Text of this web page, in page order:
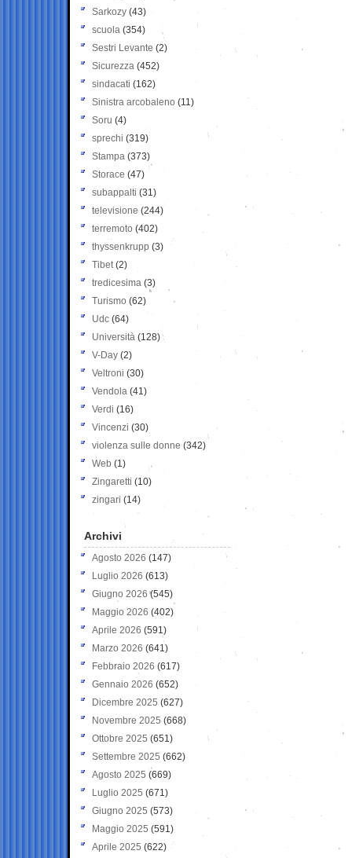
Sarkozy (43)
scuola (354)
Sestri Levante (2)
Sicurezza (452)
sindacati (162)
Sinistra arcobaleno (11)
Soru (4)
sprechi (319)
Stampa (373)
Storace (47)
subappalti (31)
televisione(244)
terremoto (402)
thyssenkrupp (3)
Tibet(2)
tredicesima (3)
Turismo (62)
Udc (64)
Università (128)
V-Day (2)
Veltroni (30)
Vendola (41)
Verdi (16)
Vincenzi (30)
violenza sulle donne (342)
Web (1)
Zingaretti (10)
zingari (14)
Archivi
Agosto 2026 (147)
Luglio 2026 (613)
Giugno 2026 (545)
Maggio 2026 (402)
Aprile 2026 (591)
Marzo 2026 (641)
Febbraio 2026 (617)
Gennaio 2026 (652)
Dicembre 2025 (627)
Novembre 2025 (668)
Ottobre 2025 (651)
Settembre 2025 (662)
Agosto 2025 (669)
Luglio 2025 (671)
Giugno 2025 (573)
Maggio 2025 (591)
Aprile 2025 (622)